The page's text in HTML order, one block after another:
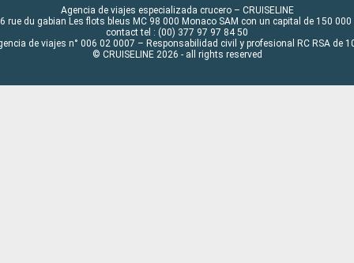
Agencia de viajes especializada crucero – CRUISELINE
rue du gabian Les flots bleus MC 98 000 Monaco SAM con un capital de 150 000
contact tel : (00) 377 97 97 84 50
de viajes n° 006 02 0007 – Responsabilidad civil y profesional RC RSA de
© CRUISELINE 2026 - all rights reserved